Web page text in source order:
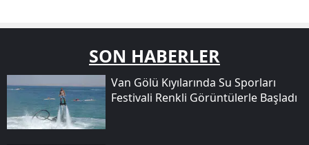
SON HABERLER
Van Gölü Kıyılarında Su Sporları
Festivali Renkli Görüntülerle Başladı